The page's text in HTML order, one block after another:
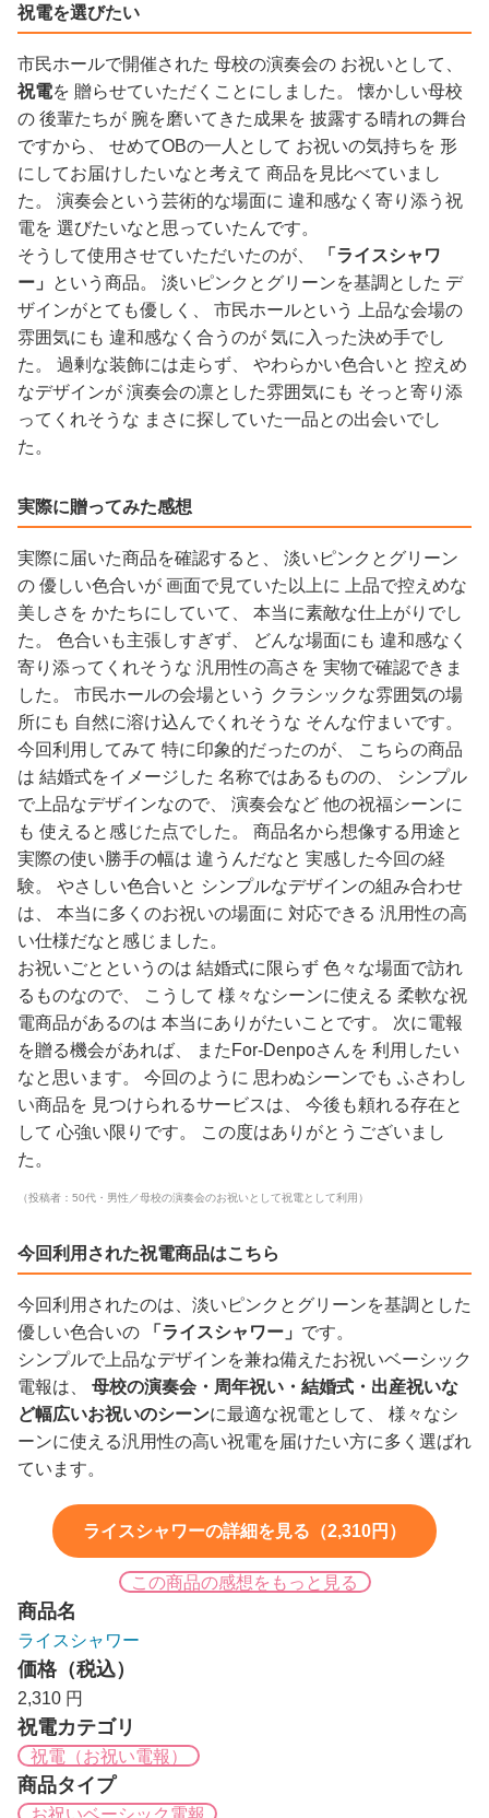
祝電を選びたい
市民ホールで開催された 母校の演奏会の お祝いとして、
祝電を 贈らせていただくことにしました。 懐かしい母校
の 後輩たちが 腕を磨いてきた成果を 披露する晴れの舞台
ですから、 せめてOBの一人として お祝いの気持ちを 形
にしてお届けしたいなと考えて 商品を見比べていまし
た。 演奏会という芸術的な場面に 違和感なく寄り添う祝
電を 選びたいなと思っていたんです。
そうして使用させていただいたのが、
「ライスシャワ
ー」
という商品。 淡いピンクとグリーンを基調とした デ
ザインがとても優しく、 市民ホールという 上品な会場の
雰囲気にも 違和感なく合うのが 気に入った決め手でし
た。 過剰な装飾には走らず、 やわらかい色合いと 控えめ
なデザインが 演奏会の凛とした雰囲気にも そっと寄り添
ってくれそうな まさに探していた一品との出会いでし
た。
実際に贈ってみた感想
実際に届いた商品を確認すると、 淡いピンクとグリーン
の 優しい色合いが 画面で見ていた以上に 上品で控えめな
美しさを かたちにしていて、 本当に素敵な仕上がりでし
た。 色合いも主張しすぎず、 どんな場面にも 違和感なく
寄り添ってくれそうな 汎用性の高さを 実物で確認できま
した。 市民ホールの会場という クラシックな雰囲気の場
所にも 自然に溶け込んでくれそうな そんな佇まいです。
今回利用してみて 特に印象的だったのが、 こちらの商品
は 結婚式をイメージした 名称ではあるものの、 シンプル
で上品なデザインなので、 演奏会など 他の祝福シーンに
も 使えると感じた点でした。 商品名から想像する用途と
実際の使い勝手の幅は 違うんだなと 実感した今回の経
験。 やさしい色合いと シンプルなデザインの組み合わせ
は、 本当に多くのお祝いの場面に 対応できる 汎用性の高
い仕様だなと感じました。
お祝いごとというのは 結婚式に限らず 色々な場面で訪れ
るものなので、 こうして 様々なシーンに使える 柔軟な祝
電商品があるのは 本当にありがたいことです。 次に電報
を贈る機会があれば、 またFor-Denpoさんを 利用したい
なと思います。 今回のように 思わぬシーンでも ふさわし
い商品を 見つけられるサービスは、 今後も頼れる存在と
して 心強い限りです。 この度はありがとうございまし
た。
（投稿者：50代・男性／母校の演奏会のお祝いとして祝電として利用）
今回利用された祝電商品はこちら
今回利用されたのは、淡いピンクとグリーンを基調とした
優しい色合いの
「ライスシャワー」 です。
シンプルで上品なデザインを兼ね備えたお祝いベーシック
電報は、 母校の演奏会・周年祝い・結婚式・出産祝いな
ど幅広いお祝いのシーンに最適な祝電として、 様々なシ
ーンに使える汎用性の高い祝電を届けたい方に多く選ばれ
ています。
ライスシャワーの詳細を見る（2,310円）
この商品の感想をもっと見る
商品名
ライスシャワー
価格（税込）
2,310 円
祝電カテゴリ
祝電（お祝い電報）
商品タイプ
お祝いベーシック電報